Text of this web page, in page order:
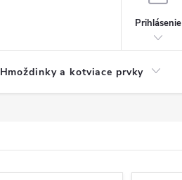
Prihlásenie
Hmoždinky a kotviace prvky